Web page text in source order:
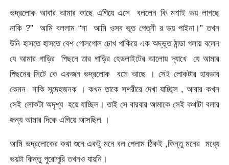
ভদ্রলোক আবার আমার কাছে এগিয়ে এসে বললেন কি মশাই ভয় লাগছে
নাকি ?” আমি বললাম “না আমি ওসব ভূত পেত্নী র ভয় পাইনা।” তখন
উনি হাসতে হাসতে বেশ গোলগোল চোখ পাকিয়ে এক অদ্ভূত ঠান্ডা গলায় বলেন
যে আমার গাড়ির পিছনে তার গাড়ির হেডলাইটের আলোয় দ্যাখে যে আমার
পিছনের সিটে কে একজন ভদ্রলোক বসে আছে । সেই লোকটার হাবভাব
কেমন নাকি সন্দেহজনক । কখন তাকে সশরীরে দেখা যাচ্ছিল , আবার কখন
সেই লোকটা অদৃশ্য হয়ে যাচ্ছিল। তাই সে বারবার আমাকে সেই কথাটা বলার
জন্য আমার দিকে এগিয়ে আসছিল ।
আমি ভদ্রলোকের কথা শুনে একটু মনে বল পেলাম ঠিকই ,কিন্তু মনের মধ্যে
ভয়টা কিন্তু পুরোপুরি তখনও যায়নি।